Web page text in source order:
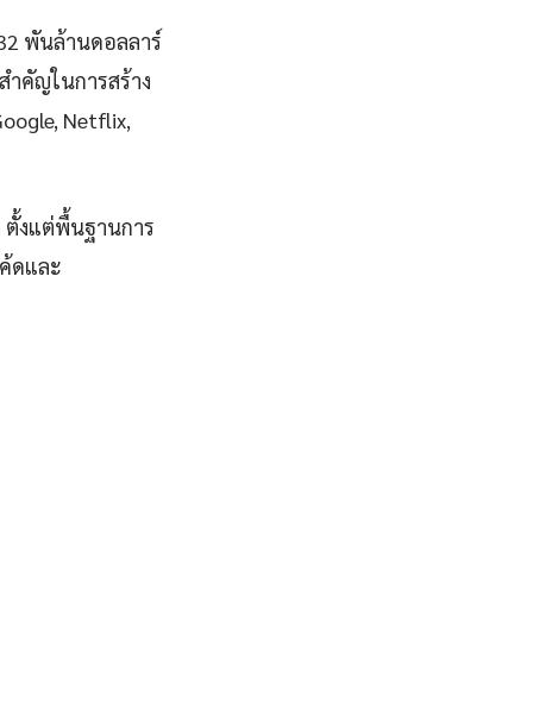
พันล้านดอลลาร์
ำคัญในการสร้าง
Netflix,
ตั้งแต่พื้นฐานการ
ดและ